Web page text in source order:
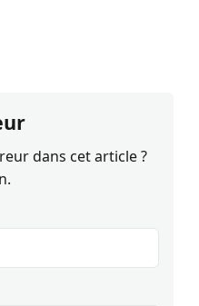
dans cet article ?